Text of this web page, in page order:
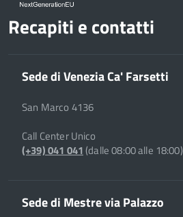
Recapiti e contatti
Sede di Venezia Ca' Farsetti
San Marco 4136
Call Center Unico
(+39) 041 041(dalle 08:00 alle 18:00)
Sede di Mestre via Palazzo